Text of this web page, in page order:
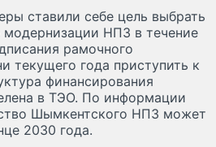
ставили себе цель выбрать
модернизации НПЗ в течение
рамочного
текущего года приступить к
финансирования
в ТЭО. По информации
Шымкентского НПЗ может
2030 года.